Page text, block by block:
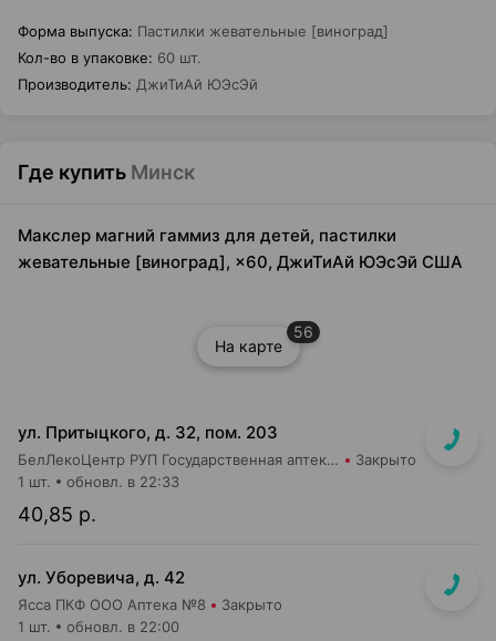
Форма выпуска: Пастилки жевательные [виноград]
Кол-во в упаковке: 60 шт.
Производитель: ДжиТиАй ЮЭсЭй
Где купить Минск
Макслер магний гаммиз для детей, пастилки
жевательные [виноград], ×60, ДжиТиАй ЮЭсЭй США
На карте
56
ул. Притыцкого, д. 32, пом. 203
БелЛекоЦентр РУП Государственная аптека №40 Закрыто
40,85 р.
1 шт. обновл. в 22:33
ул. Уборевича, д. 42
Ясса ПКФ ООО Аптека №8 Закрыто
1 шт. обновл. в 22:00